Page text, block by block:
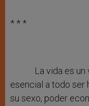
* * *
La vida es un
esencial a todo ser
su sexo, poder